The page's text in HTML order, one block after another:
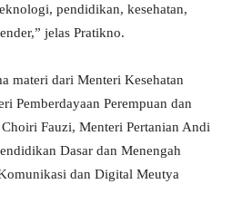
pendidikan, kesehatan,
jelas Pratikno.
materi dari Menteri Kesehatan
Pemberdayaan Perempuan dan
Fauzi, Menteri Pertanian Andi
Dasar dan Menengah
dan Digital Meutya